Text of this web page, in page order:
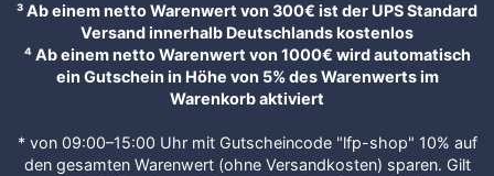
³ Ab einem netto Warenwert von 300€ ist der UPS Standard
Versand innerhalb Deutschlands kostenlos
⁴ Ab einem netto Warenwert von 1000€ wird automatisch
ein Gutschein in Höhe von 5% des Warenwerts im
Warenkorb aktiviert
* von 09:00–15:00 Uhr mit Gutscheincode "lfp-shop" 10% auf
den gesamten Warenwert (ohne Versandkosten) sparen. Gilt